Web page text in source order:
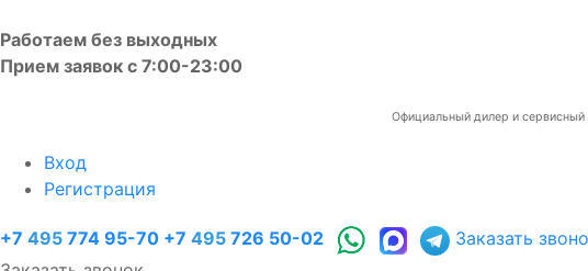
Работаем без выходных
Прием заявок с 7:00-23:00
Официальный дилер и сервисный
Вход
Регистрация
+7 495 774 95-70 +7 495 726 50-02
Заказать